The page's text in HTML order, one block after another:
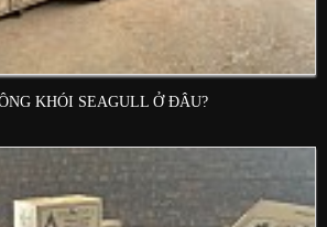
KHÓI SEAGULL Ở ĐÂU?